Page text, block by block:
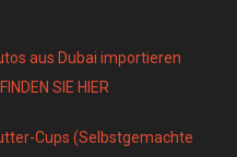
aus Dubai importieren
SIE HIER
Cups (Selbstgemachte